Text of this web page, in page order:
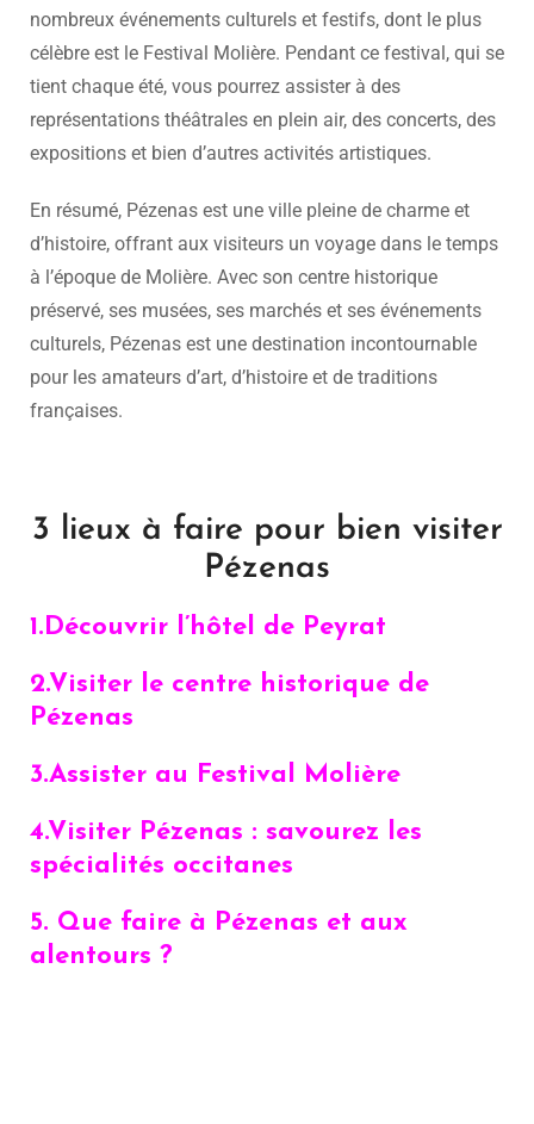
nombreux événements culturels et festifs, dont le plus
célèbre est le Festival Molière. Pendant ce festival, qui se
tient chaque été, vous pourrez assister à des
représentations théâtrales en plein air, des concerts, des
expositions et bien d’autres activités artistiques.
En résumé, Pézenas est une ville pleine de charme et
d’histoire, offrant aux visiteurs un voyage dans le temps
à l’époque de Molière. Avec son centre historique
préservé, ses musées, ses marchés et ses événements
culturels, Pézenas est une destination incontournable
pour les amateurs d’art, d’histoire et de traditions
françaises.
3 lieux à faire pour bien visiter
Pézenas
1.Découvrir l’hôtel de Peyrat
2.Visiter le centre historique de
Pézenas
3.Assister au Festival Molière
4.Visiter Pézenas : savourez les
spécialités occitanes
5. Que faire à Pézenas et aux
alentours ?